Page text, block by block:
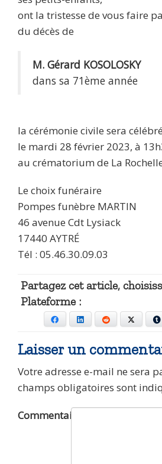
ont la tristesse de vous faire
du décès de
M. Gérard KOSOLOSKY
dans sa 71ème année
la cérémonie civile sera
le mardi 28 février 2023, à
au crématorium de La
Le choix funéraire
Pompes funèbre MARTIN
46 avenue Cdt Lysiack
17440 AYTRÉ
Tél : 05.46.30.09.03
Partagez cet article,
Plateforme :
Facebook LinkedIn Reddit
Laisser un
Votre adresse e-mail ne sera
champs obligatoires sont
Commentaire